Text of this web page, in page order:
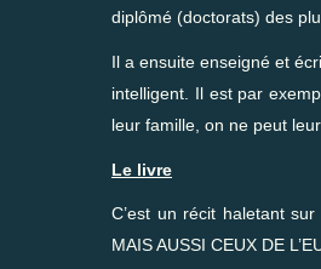
diplômé (doctorats) des
Il a ensuite enseigné et
intelligent. Il est par
leur famille, on ne peut
Le livre
C’est un récit haletant
MAIS AUSSI CEUX DE